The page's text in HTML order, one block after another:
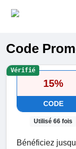
Code
15%
CODE
Utilisé 66 fois
Bénéficiez
Vérifié